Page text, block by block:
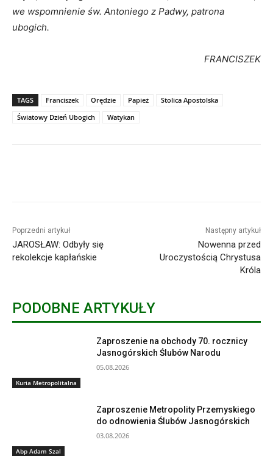
we wspomnienie św. Antoniego z Padwy, patrona
ubogich.
FRANCISZEK
TAGS Franciszek Orędzie Papież
Stolica Apostolska
Światowy Dzień Ubogich
Watykan
Poprzedni artykuł
JAROSŁAW: Odbyły się
rekolekcje kapłańskie
Następny artykuł
Nowenna przed
Uroczystością Chrystusa
Króla
PODOBNE ARTYKUŁY
Kuria Metropolitalna
Zaproszenie na obchody 70. rocznicy
Jasnogórskich Ślubów Narodu
05.08.2026
Abp Adam Szal
Zaproszenie Metropolity Przemyskiego
do odnowienia Ślubów Jasnogórskich
03.08.2026